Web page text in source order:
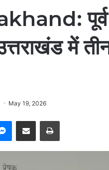
पूर्व
में
May 19, 2026
Messenger
Share via Email Print